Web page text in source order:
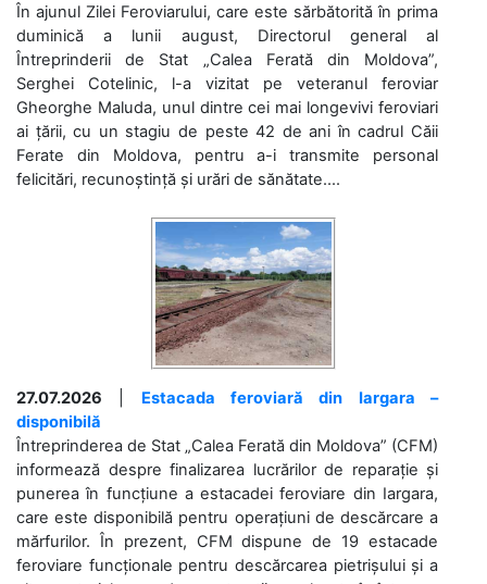
În ajunul Zilei Feroviarului, care este sărbătorită în prima
duminică a lunii august, Directorul general al
Întreprinderii de Stat „Calea Ferată din Moldova”,
Serghei Cotelinic, l-a vizitat pe veteranul feroviar
Gheorghe Maluda, unul dintre cei mai longevivi feroviari
ai țării, cu un stagiu de peste 42 de ani în cadrul Căii
Ferate din Moldova, pentru a-i transmite personal
felicitări, recunoștință și urări de sănătate....
27.07.2026
Estacada feroviară din Iargara –
disponibilă
Întreprinderea de Stat „Calea Ferată din Moldova” (CFM)
informează despre finalizarea lucrărilor de reparație și
punerea în funcțiune a estacadei feroviare din Iargara,
care este disponibilă pentru operațiuni de descărcare a
mărfurilor. În prezent, CFM dispune de 19 estacade
feroviare funcționale pentru descărcarea pietrișului și a